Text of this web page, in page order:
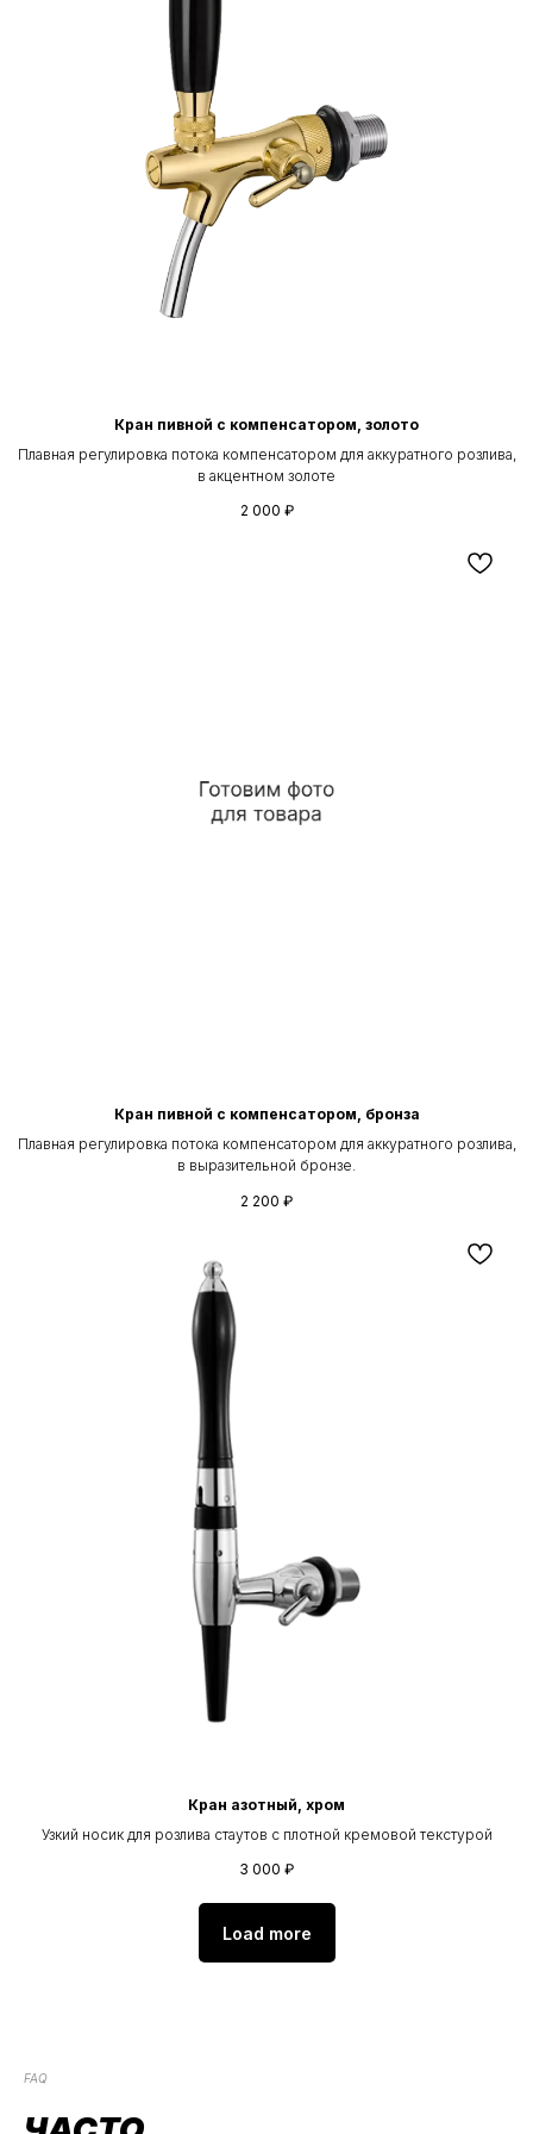
Кран пивной с компенсатором, золото
Плавная регулировка потока компенсатором для аккуратного розлива,
в акцентном золоте
2 000 ₽
Кран пивной с компенсатором, бронза
Плавная регулировка потока компенсатором для аккуратного розлива,
в выразительной бронзе.
2 200 ₽
Кран азотный, хром
Узкий носик для розлива стаутов с плотной кремовой текстурой
3 000 ₽
Load more
FAQ